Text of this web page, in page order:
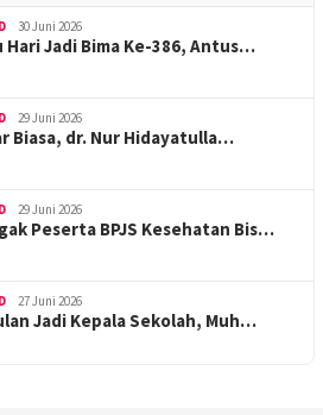
30 Juni 2026
Hari Jadi Bima Ke-386, Antus…
29 Juni 2026
Biasa, dr. Nur Hidayatulla…
29 Juni 2026
Peserta BPJS Kesehatan Bis…
27 Juni 2026
Jadi Kepala Sekolah, Muh…